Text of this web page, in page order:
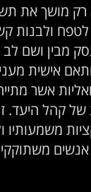
רק מושך את
לטפח ולבנות
מבין ושם
אישית
אשר
של קהל היעד.
משמעותיו